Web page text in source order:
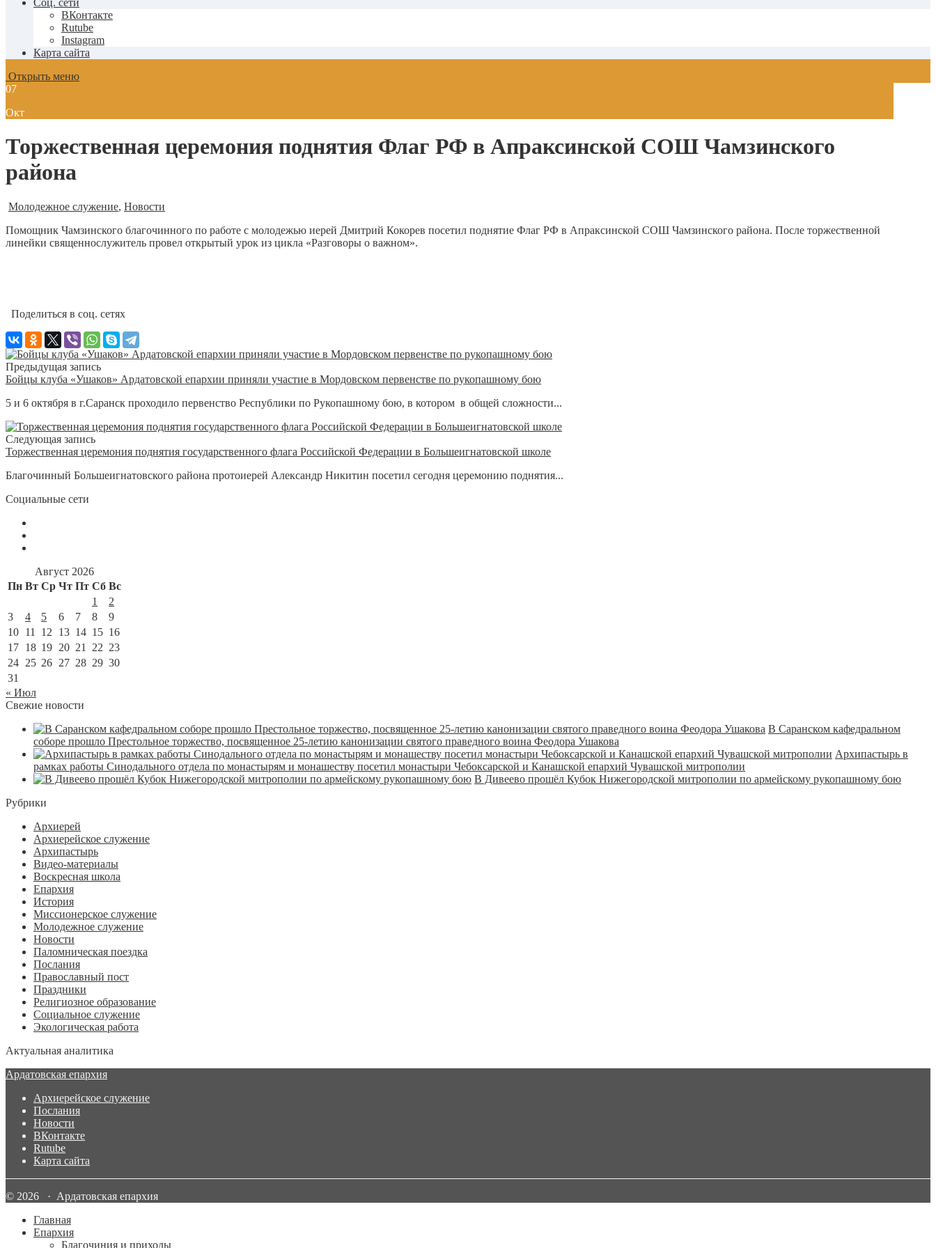
Соц. сети
ВКонтакте
Rutube
Instagram
Карта сайта
Открыть меню
07
Окт
Торжественная церемония поднятия Флаг РФ в Апраксинской СОШ Чамзинского
района
Молодежное служение, Новости
Помощник Чамзинского благочинного по работе с молодежью иерей Дмитрий Кокорев посетил поднятие Флаг РФ в Апраксинской СОШ Чамзинского района. После торжественной
линейки священнослужитель провел открытый урок из цикла «Разговоры о важном».
Поделиться в соц. сетях
Предыдущая запись
Бойцы клуба «Ушаков» Ардатовской епархии приняли участие в Мордовском первенстве по рукопашному бою
5 и 6 октября в г.Саранск проходило первенство Республики по Рукопашному бою, в котором в общей сложности...
Следующая запись
Торжественная церемония поднятия государственного флага Российской Федерации в Большеигнатовской школе
Благочинный Большеигнатовского района протоиерей Александр Никитин посетил сегодня церемонию поднятия...
Социальные сети
Август 2026
Пн Вт Ср Чт Пт Сб Вс
1
2
3
4 5 6 7 8
9
10 11 12 13 14 15 16
17 18 19 20 21 22 23
24 25 26 27 28 29 30
31
« Июл
Свежие новости
В Саранском кафедральном
соборе прошло Престольное торжество, посвященное 25-летию канонизации святого праведного воина Феодора Ушакова
Архипастырь в
рамках работы Синодального отдела по монастырям и монашеству посетил монастыри Чебоксарской и Канашской епархий Чувашской митрополии
В Дивеево прошёл Кубок Нижегородской митрополии по армейскому рукопашному бою
Рубрики
Архиерей
Архиерейское служение
Архипастырь
Видео-материалы
Воскресная школа
Епархия
История
Миссионерское служение
Молодежное служение
Новости
Паломническая поездка
Послания
Православный пост
Праздники
Религиозное образование
Социальное служение
Экологическая работа
Актуальная аналитика
Ардатовская епархия
Архиерейское служение
Послания
Новости
ВКонтакте
Rutube
Карта сайта
© 2026 · Ардатовская епархия
Главная
Епархия
Благочиния и приходы